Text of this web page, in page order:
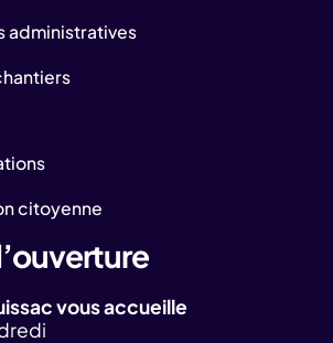
administratives
citoyenne
vous accueille